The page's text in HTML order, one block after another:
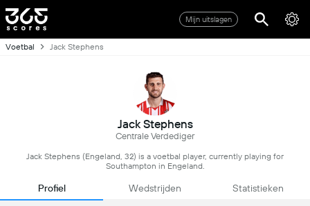
Mijn uitslagen
Voetbal Jack Stephens
Jack Stephens
Centrale Verdediger
Jack Stephens (Engeland, 32) is a voetbal player, currently playing for
Southampton in Engeland.
Profiel Wedstrijden Statistieken